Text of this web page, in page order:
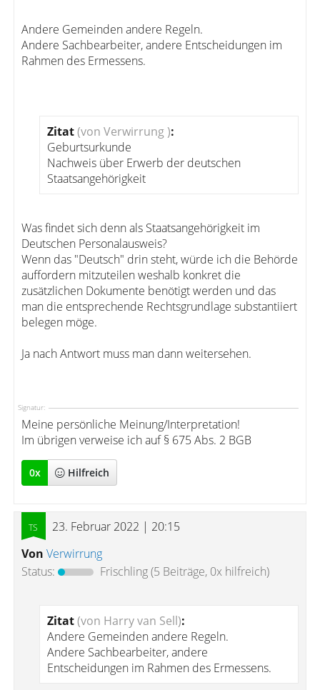
Andere Gemeinden andere Regeln.
Andere Sachbearbeiter, andere Entscheidungen im
Rahmen des Ermessens.
Zitat(von Verwirrung ):
Geburtsurkunde
Nachweis über Erwerb der deutschen
Staatsangehörigkeit
Was findet sich denn als Staatsangehörigkeit im
Deutschen Personalausweis?
Wenn das "Deutsch" drin steht, würde ich die Behörde
auffordern mitzuteilen weshalb konkret die
zusätzlichen Dokumente benötigt werden und das
man die entsprechende Rechtsgrundlage substantiiert
belegen möge.
Ja nach Antwort muss man dann weitersehen.
Signatur:
Meine persönliche Meinung/Interpretation!
Im übrigen verweise ich auf § 675 Abs. 2 BGB
0x Hilfreich
23. Februar 2022 | 20:15
Von Verwirrung
Status:
Frischling(5 Beiträge, 0x hilfreich)
Zitat(von Harry van Sell):
Andere Gemeinden andere Regeln.
Andere Sachbearbeiter, andere
Entscheidungen im Rahmen des Ermessens.